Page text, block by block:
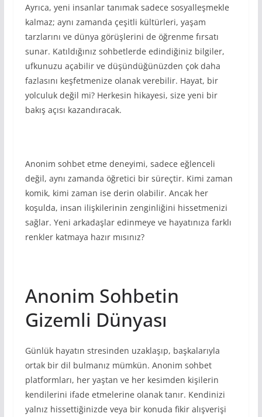
Ayrıca, yeni insanlar tanımak sadece sosyalleşmekle
kalmaz; aynı zamanda çeşitli kültürleri, yaşam
tarzlarını ve dünya görüşlerini de öğrenme fırsatı
sunar. Katıldığınız sohbetlerde edindiğiniz bilgiler,
ufkunuzu açabilir ve düşündüğünüzden çok daha
fazlasını keşfetmenize olanak verebilir. Hayat, bir
yolculuk değil mi? Herkesin hikayesi, size yeni bir
bakış açısı kazandıracak.
Anonim sohbet etme deneyimi, sadece eğlenceli
değil, aynı zamanda öğretici bir süreçtir. Kimi zaman
komik, kimi zaman ise derin olabilir. Ancak her
koşulda, insan ilişkilerinin zenginliğini hissetmenizi
sağlar. Yeni arkadaşlar edinmeye ve hayatınıza farklı
renkler katmaya hazır mısınız?
Anonim Sohbetin
Gizemli Dünyası
Günlük hayatın stresinden uzaklaşıp, başkalarıyla
ortak bir dil bulmanız mümkün. Anonim sohbet
platformları, her yaştan ve her kesimden kişilerin
kendilerini ifade etmelerine olanak tanır. Kendinizi
yalnız hissettiğinizde veya bir konuda fikir alışverişi